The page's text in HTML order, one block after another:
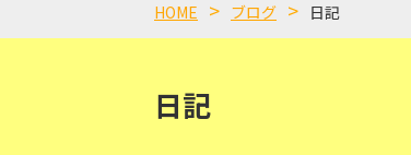
日記
HOME ブログ 日記